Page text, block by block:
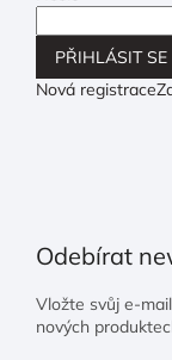
PŘIHLÁSIT SE
Nová registrace
Odebírat
Vložte svůj e-
nových